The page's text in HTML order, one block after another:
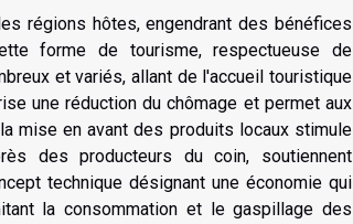
régions hôtes, engendrant des bénéfices
forme de tourisme, respectueuse de
et variés, allant de l'accueil touristique
une réduction du chômage et permet aux
mise en avant des produits locaux stimule
des producteurs du coin, soutiennent
technique désignant une économie qui
la consommation et le gaspillage des